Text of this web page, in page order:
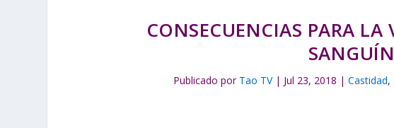
CONSECUENCIAS PARA
Publicado por Tao TV| Jul 23, 2018 | Castidad,